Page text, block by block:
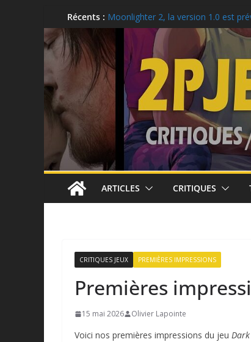
au
contenu
Récents : Critique: Kusan: City of Wolves
Moonlighter 2, la version 1.0 est
Critique: Hell Clock: Cursed War
LEGO: Des idées cadeaux pour la
Ubisoft célèbre le 25e anniversaire
Recon
ARTICLES CRITIQUES
CRITIQUES JEUX PREMIÈRES IMPRESSIONS
Premières
15 mai 2026 Olivier Lapointe
Voici nos premières impressions du jeu